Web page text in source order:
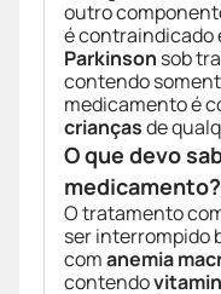
outro
é contraindicado
Parkinson sob
contendo
medicamento é
criançasde
O que devo
medicamento?
O tratamento
ser interrompido
comanemia
contendo